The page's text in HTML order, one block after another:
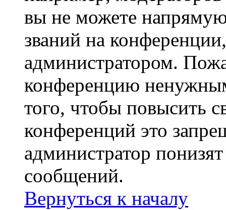
вы не можете
званий на
администратором.
конференцию
того, чтобы повысить
конференций это
администратор
сообщений.
Вернуться к началу